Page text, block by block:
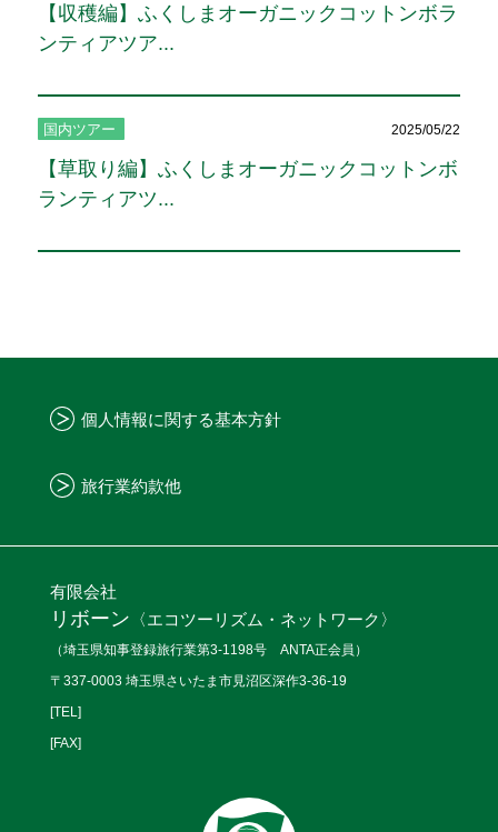
【収穫編】ふくしまオーガニックコットンボラ
ンティアツア...
国内ツアー 2025/05/22
【草取り編】ふくしまオーガニックコットンボ
ランティアツ...
個人情報に関する基本方針
旅行業約款他
有限会社
リボーン 〈エコツーリズム・ネットワーク〉
（埼玉県知事登録旅行業第3-1198号 ANTA正会員）
〒337-0003 埼玉県さいたま市見沼区深作3-36-19
[TEL]
[FAX]